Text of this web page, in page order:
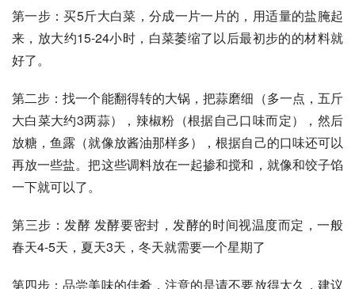
第一步：买5斤大白菜，分成一片一片的，用适量的盐腌起
来，放大约15-24小时，白菜萎缩了以后最初步的的材料就
好了。
第二步：找一个能翻得转的大锅，把蒜磨细（多一点，五斤
大白菜大约3两蒜），辣椒粉（根据自己口味而定），然后
放糖，鱼露（就像放酱油那样多），根据自己的口味还可以
再放一些盐。把这些调料放在一起掺和搅和，就像和饺子馅
一下就可以了。
第三步：发酵 发酵要密封，发酵的时间视温度而定，一般
春天4-5天，夏天3天，冬天就需要一个星期了
第四步：品尝美味的佳肴，注意的是请不要放得太久，建议